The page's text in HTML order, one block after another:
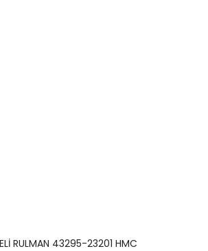
RULMAN 43295-23201 HMC